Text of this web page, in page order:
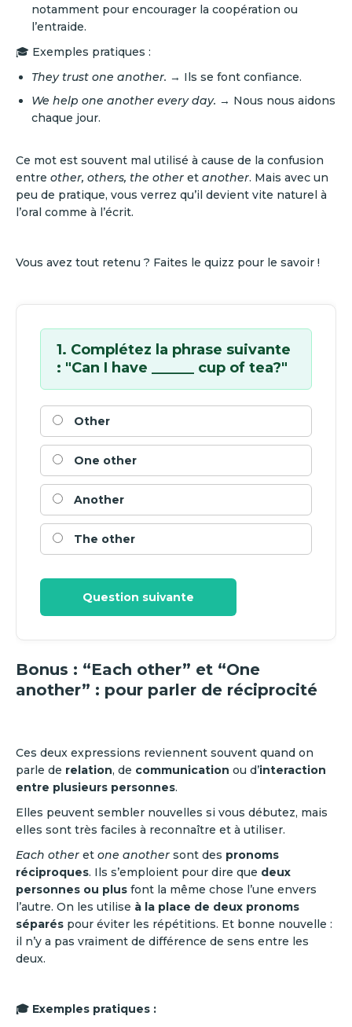
notamment pour encourager la coopération ou
l’entraide.
🎓 Exemples pratiques :
They trust one another. → Ils se font confiance.
We help one another every day. → Nous nous aidons
chaque jour.
Ce mot est souvent mal utilisé à cause de la confusion
entre other, others, the other et another. Mais avec un
peu de pratique, vous verrez qu’il devient vite naturel à
l’oral comme à l’écrit.
Vous avez tout retenu ? Faites le quizz pour le savoir !
1. Complétez la phrase suivante
: "Can I have ______ cup of tea?"
Other
One other
Another
The other
Question suivante
Bonus : “Each other” et “One
another” : pour parler de réciprocité
Ces deux expressions reviennent souvent quand on
parle de relation, de communication ou d’interaction
entre plusieurs personnes.
Elles peuvent sembler nouvelles si vous débutez, mais
elles sont très faciles à reconnaître et à utiliser.
Each other et one another sont des pronoms
réciproques. Ils s’emploient pour dire que deux
personnes ou plus font la même chose l’une envers
l’autre. On les utilise à la place de deux pronoms
séparés pour éviter les répétitions. Et bonne nouvelle :
il n’y a pas vraiment de différence de sens entre les
deux.
🎓 Exemples pratiques :